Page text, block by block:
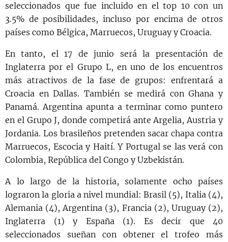
seleccionados que fue incluido en el top 10 con un
3.5% de posibilidades, incluso por encima de otros
países como Bélgica, Marruecos, Uruguay y Croacia.
En tanto, el 17 de junio será la presentación de
Inglaterra por el Grupo L, en uno de los encuentros
más atractivos de la fase de grupos: enfrentará a
Croacia en Dallas. También se medirá con Ghana y
Panamá. Argentina apunta a terminar como puntero
en el Grupo J, donde competirá ante Argelia, Austria y
Jordania. Los brasileños pretenden sacar chapa contra
Marruecos, Escocia y Haití. Y Portugal se las verá con
Colombia, República del Congo y Uzbekistán.
A lo largo de la historia, solamente ocho países
lograron la gloria a nivel mundial: Brasil (5), Italia (4),
Alemania (4), Argentina (3), Francia (2), Uruguay (2),
Inglaterra (1) y España (1). Es decir que 40
seleccionados sueñan con obtener el trofeo más